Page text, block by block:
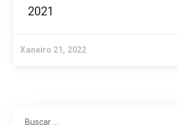
2021
Xaneiro 21, 2022